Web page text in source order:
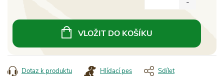
cena:
VLOŽIT DO KOŠÍKU
Dotaz k produktu Hlídací pes Sdílet